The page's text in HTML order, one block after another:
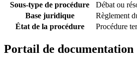
Sous-type de procédure
Débat ou
Base juridique
Règlement
État de la procédure
Procédure
Portail de documentation